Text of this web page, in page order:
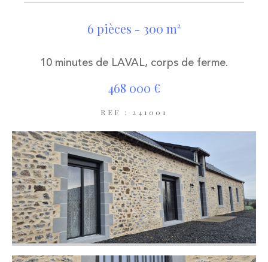
6 pièces - 300 m²
10 minutes de LAVAL, corps de ferme.
468 000 €
REF : 241001